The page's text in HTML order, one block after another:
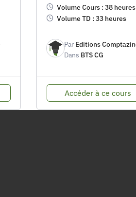
Volume Cours : 38 heures
Volume TD : 33 heures
Par Editions
Dans BTS CG
Accéder à ce cours